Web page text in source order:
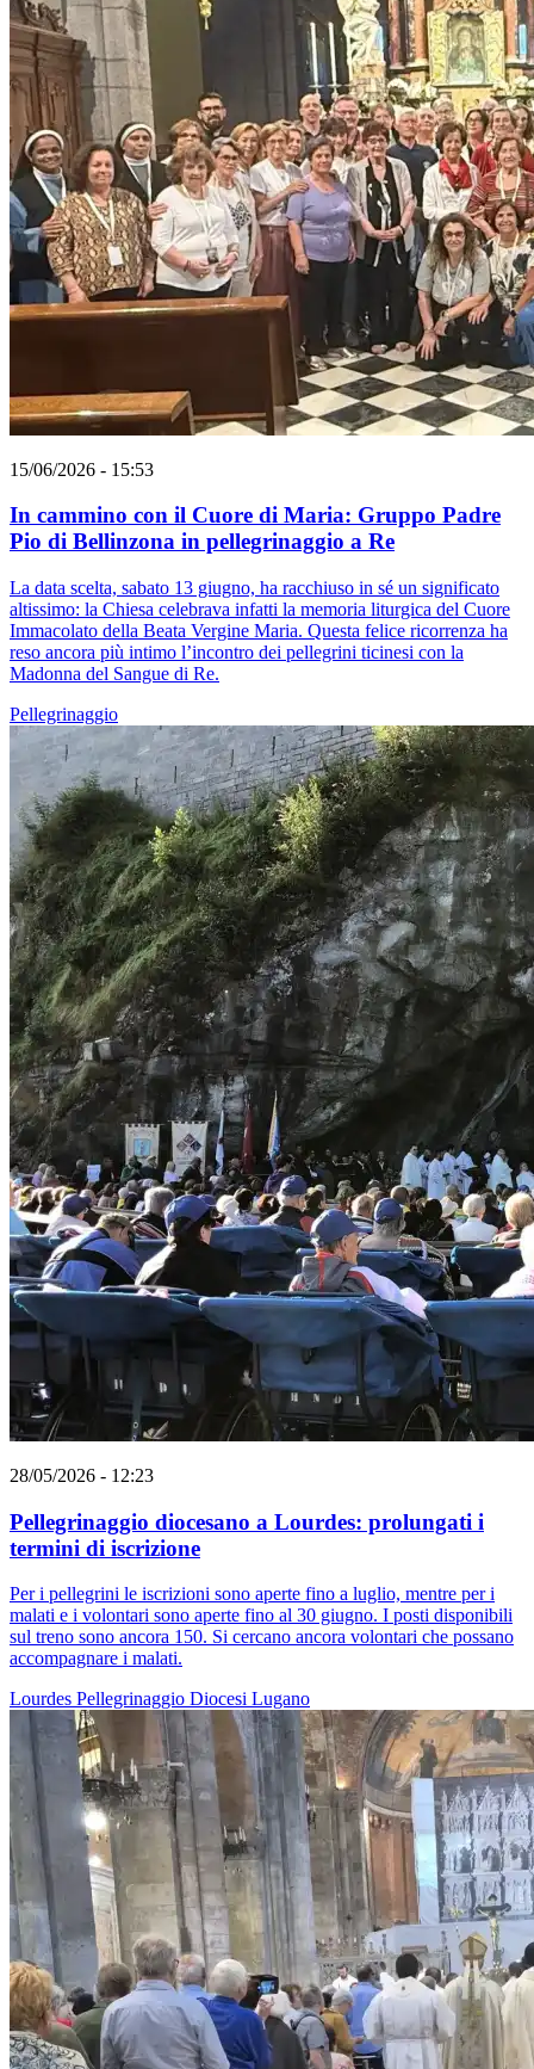
15/06/2026 - 15:53
In cammino con il Cuore di Maria: Gruppo Padre
Pio di Bellinzona in pellegrinaggio a Re
La data scelta, sabato 13 giugno, ha racchiuso in sé un significato
altissimo: la Chiesa celebrava infatti la memoria liturgica del Cuore
Immacolato della Beata Vergine Maria. Questa felice ricorrenza ha
reso ancora più intimo l’incontro dei pellegrini ticinesi con la
Madonna del Sangue di Re.
Pellegrinaggio
28/05/2026 - 12:23
Pellegrinaggio diocesano a Lourdes: prolungati i
termini di iscrizione
Per i pellegrini le iscrizioni sono aperte fino a luglio, mentre per i
malati e i volontari sono aperte fino al 30 giugno. I posti disponibili
sul treno sono ancora 150. Si cercano ancora volontari che possano
accompagnare i malati.
Lourdes Pellegrinaggio Diocesi Lugano